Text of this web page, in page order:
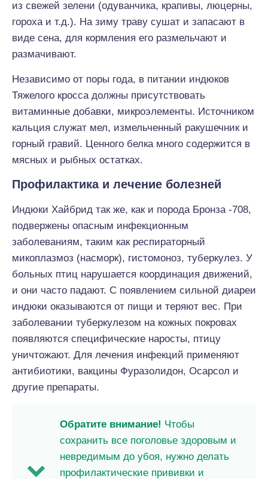
из свежей зелени (одуванчика, крапивы, люцерны,
гороха и т.д.). На зиму траву сушат и запасают в
виде сена, для кормления его размельчают и
размачивают.
Независимо от поры года, в питании индюков
Тяжелого кросса должны присутствовать
витаминные добавки, микроэлементы. Источником
кальция служат мел, измельченный ракушечник и
горный гравий. Ценного белка много содержится в
мясных и рыбных остатках.
Профилактика и лечение болезней
Индюки Хайбрид так же, как и порода Бронза -708,
подвержены опасным инфекционным
заболеваниям, таким как респираторный
микоплазмоз (насморк), гистомоноз, туберкулез. У
больных птиц нарушается координация движений,
и они часто падают. С появлением сильной диареи
индюки оказываются от пищи и теряют вес. При
заболевании туберкулезом на кожных покровах
появляются специфические наросты, птицу
уничтожают. Для лечения инфекций применяют
антибиотики, вакцины Фуразолидон, Осарсол и
другие препараты.
Обратите внимание! Чтобы
сохранить все поголовье здоровым и
невредимым до убоя, нужно делать
профилактические прививки и